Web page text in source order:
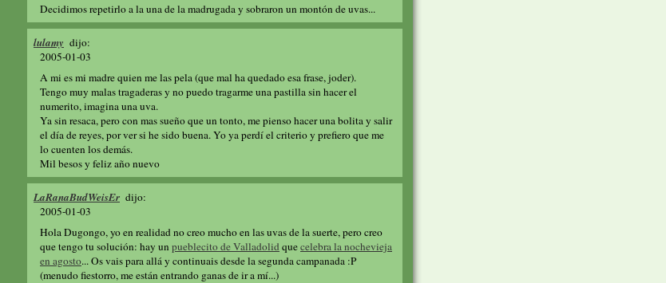
Decidimos repetirlo a la una de la madrugada y sobraron un montón de uvas...
lulamy dijo:
2005-01-03
A mi es mi madre quien me las pela (que mal ha quedado esa frase, joder).
Tengo muy malas tragaderas y no puedo tragarme una pastilla sin hacer el
numerito, imagina una uva.
Ya sin resaca, pero con mas sueño que un tonto, me pienso hacer una bolita y salir
el día de reyes, por ver si he sido buena. Yo ya perdí el criterio y prefiero que me
lo cuenten los demás.
Mil besos y feliz año nuevo
LaRanaBudWeisEr dijo:
2005-01-03
Hola Dugongo, yo en realidad no creo mucho en las uvas de la suerte, pero creo
que tengo tu solución: hay un pueblecito de Valladolid quecelebra la nochevieja
en agosto... Os vais para allá y continuais desde la segunda campanada :P
(menudo fiestorro, me están entrando ganas de ir a mí...)